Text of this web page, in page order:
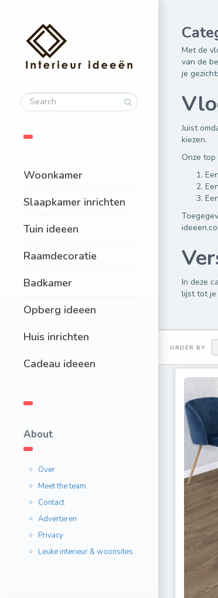
Woonkamer
Slaapkamer inrichten
Tuin ideeen
Raamdecoratie
Badkamer
Opberg ideeen
Huis inrichten
Cadeau ideeen
About
Over
Meet the team
Contact
Adverteren
Privacy
Leuke interieur & woonsites
Met de
van de
je
Juist
kiezen.
Onze
In deze
lijst tot je
ORDER BY